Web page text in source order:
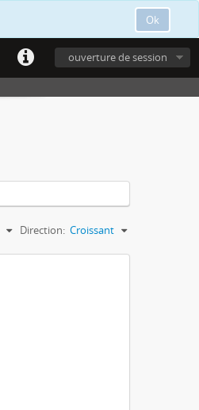
Ok
ouverture de session
Direction: Croissant